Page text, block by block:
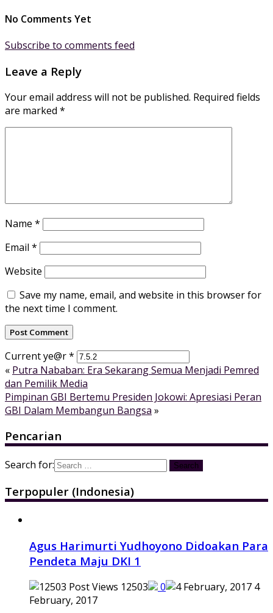
No Comments Yet
Subscribe to comments feed
Leave a Reply
Your email address will not be published. Required fields
are marked *
Name *
Email *
Website
Save my name, email, and website in this browser for
the next time I comment.
Current ye@r*
« Putra Nababan: Era Sekarang Semua Menjadi Pemred
dan Pemilik Media
Pimpinan GBI Bertemu Presiden Jokowi: Apresiasi Peran
GBI Dalam Membangun Bangsa »
Pencarian
Search for:
Terpopuler (Indonesia)
Agus Harimurti Yudhoyono Didoakan Para
Pendeta Maju DKI 1
12503 0
4
February, 2017